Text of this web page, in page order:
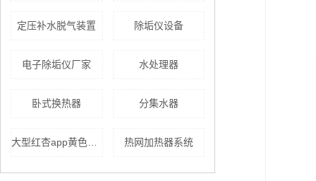
定压补水脱气装置 除垢仪设备
电子除垢仪厂家 水处理器
卧式换热器 分集水器
热网加热器系统